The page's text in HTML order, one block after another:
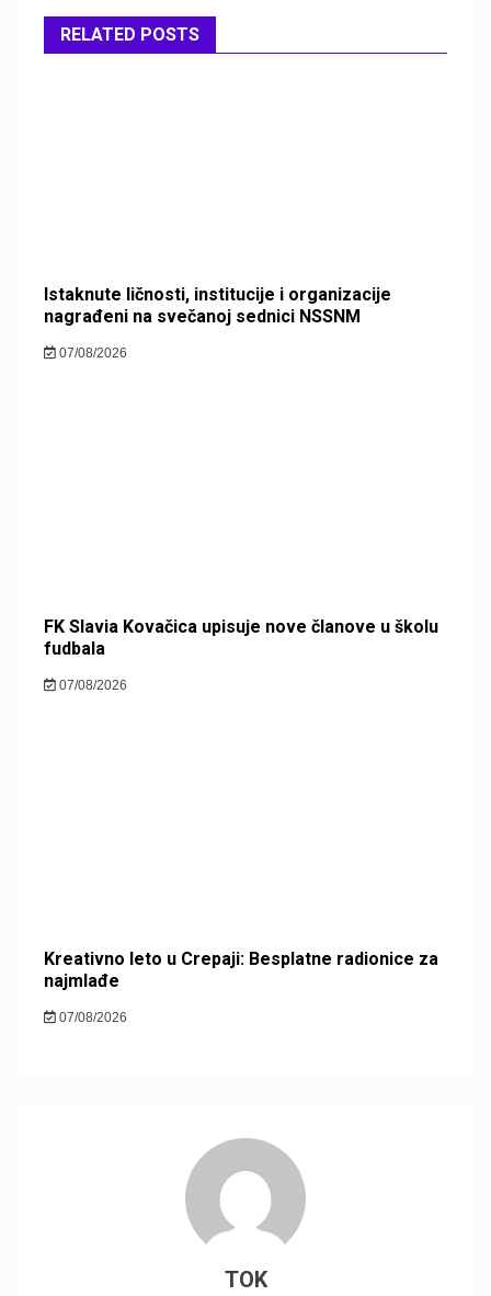
RELATED POSTS
Istaknute ličnosti, institucije i organizacije
nagrađeni na svečanoj sednici NSSNM
07/08/2026
FK Slavia Kovačica upisuje nove članove u školu
fudbala
07/08/2026
Kreativno leto u Crepaji: Besplatne radionice za
najmlađe
07/08/2026
TOK